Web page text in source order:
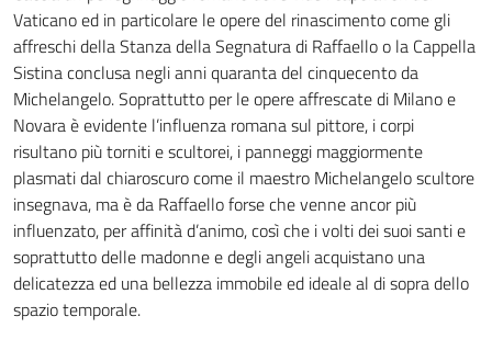
Vaticano ed in particolare le opere del rinascimento come gli
affreschi della Stanza della Segnatura di Raffaello o la Cappella
Sistina conclusa negli anni quaranta del cinquecento da
Michelangelo. Soprattutto per le opere affrescate di Milano e
Novara è evidente l’influenza romana sul pittore, i corpi
risultano più torniti e scultorei, i panneggi maggiormente
plasmati dal chiaroscuro come il maestro Michelangelo scultore
insegnava, ma è da Raffaello forse che venne ancor più
influenzato, per affinità d’animo, così che i volti dei suoi santi e
soprattutto delle madonne e degli angeli acquistano una
delicatezza ed una bellezza immobile ed ideale al di sopra dello
spazio temporale.